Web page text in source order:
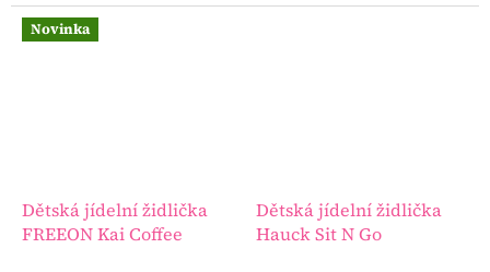
od 6 měsíců do 15 kg (jako
jídelní židlička).
konstrukce s dlouhou
Novinka
Dětská jídelní židlička
FREEON Kai Coffee
Dětská jídelní židlička
Hauck Sit N Go